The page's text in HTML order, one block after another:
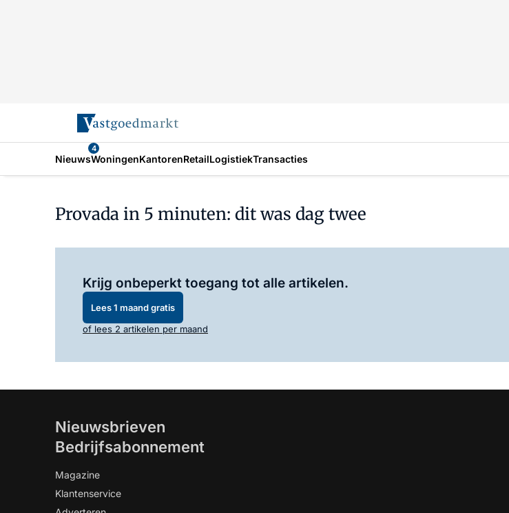
Nieuws
4
WoningenKantorenRetailLogistiekTransacties
Provada in 5 minuten: dit was dag twee
Krijg onbeperkt toegang tot alle artikelen.
Lees 1 maand gratis
of lees 2 artikelen per maand
Nieuwsbrieven
Bedrijfsabonnement
Magazine
Klantenservice